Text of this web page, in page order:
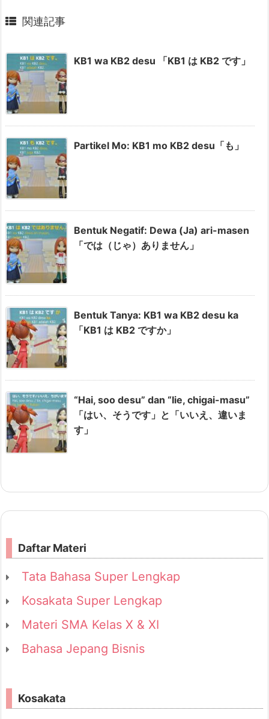
関連記事
KB1 wa KB2 desu 「KB1 は KB2 です」
Partikel Mo: KB1 mo KB2 desu「も」
Bentuk Negatif: Dewa (Ja) ari-masen
「では（じゃ）ありません」
Bentuk Tanya: KB1 wa KB2 desu ka
「KB1 は KB2 ですか」
“Hai, soo desu” dan “Iie, chigai-masu”
「はい、そうです」と「いいえ、違いま
す」
Daftar Materi
Tata Bahasa Super Lengkap
Kosakata Super Lengkap
Materi SMA Kelas X & XI
Bahasa Jepang Bisnis
Kosakata